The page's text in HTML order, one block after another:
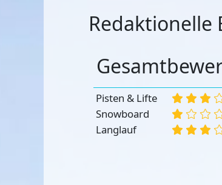
Redaktionelle
Pisten & Lifte
Snowboard
Langlauf